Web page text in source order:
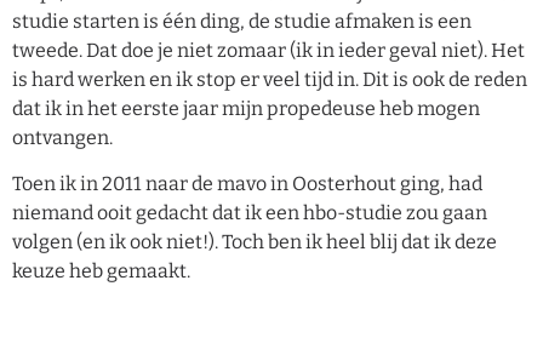
studie starten is één ding, de studie afmaken is een
tweede. Dat doe je niet zomaar (ik in ieder geval niet). Het
is hard werken en ik stop er veel tijd in. Dit is ook de reden
dat ik in het eerste jaar mijn propedeuse heb mogen
ontvangen.
Toen ik in 2011 naar de mavo in Oosterhout ging, had
niemand ooit gedacht dat ik een hbo-studie zou gaan
volgen (en ik ook niet!). Toch ben ik heel blij dat ik deze
keuze heb gemaakt.